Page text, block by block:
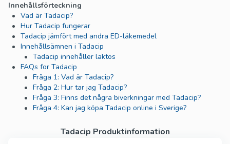
Innehållsförteckning
Vad är Tadacip?
Hur Tadacip fungerar
Tadacip jämfört med andra ED-läkemedel
Innehållsämnen i Tadacip
Tadacip innehåller laktos
FAQs for Tadacip
Fråga 1: Vad är Tadacip?
Fråga 2: Hur tar jag Tadacip?
Fråga 3: Finns det några biverkningar med Tadacip?
Fråga 4: Kan jag köpa Tadacip online i Sverige?
Tadacip Produktinformation